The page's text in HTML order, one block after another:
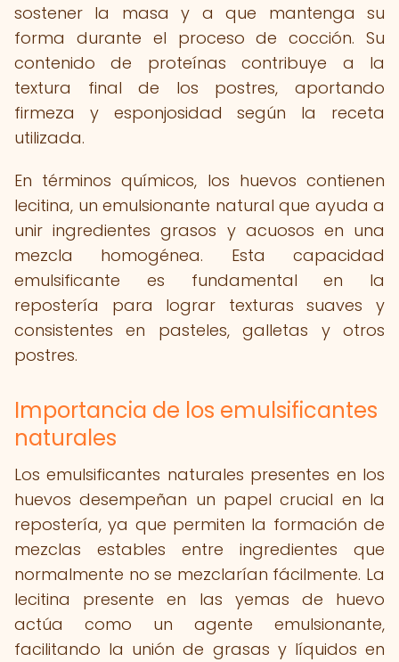
sostener la masa y a que mantenga su
forma durante el proceso de cocción. Su
contenido de proteínas contribuye a la
textura final de los postres, aportando
firmeza y esponjosidad según la receta
utilizada.
En términos químicos, los huevos contienen
lecitina, un emulsionante natural que ayuda a
unir ingredientes grasos y acuosos en una
mezcla homogénea. Esta capacidad
emulsificante es fundamental en la
repostería para lograr texturas suaves y
consistentes en pasteles, galletas y otros
postres.
Importancia de los emulsificantes
naturales
Los emulsificantes naturales presentes en los
huevos desempeñan un papel crucial en la
repostería, ya que permiten la formación de
mezclas estables entre ingredientes que
normalmente no se mezclarían fácilmente. La
lecitina presente en las yemas de huevo
actúa como un agente emulsionante,
facilitando la unión de grasas y líquidos en